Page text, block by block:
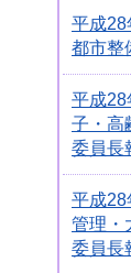
平成28
都市整
平成28
子・高
委員長
平成28
管理・
委員長